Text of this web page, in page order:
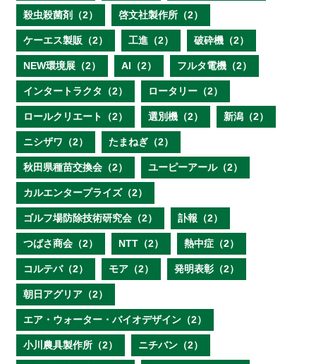
殺虫殺菌剤（2） 啓文社製作所（2）
ケーエス製販（2） 工進（2） 破砕機（2）
NEW環境展（2） AI（2） フルタ電機（2）
インタートラクタ（2） ロータリー（2）
ロールクリエート（2） 選別機（2） 新潟（2）
ニシザワ（2） たまねぎ（2）
秋田県種苗交換会（2） ユーピーアール（2）
カルエンタープライズ（2）
ゴルフ場防除技術研究会（2） 訃報（2）
つばさ商会（2） NTT（2） 熱中症（2）
コルテバ（2） モア（2） 発明表彰（2）
朝日アグリア（2）
エア・ウォーター・バイオデザイン（2）
小川農具製作所（2） ニチバン（2）